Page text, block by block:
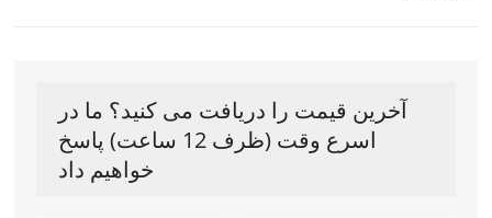
آخرین قیمت را دریافت می کنید؟ ما در
اسرع وقت (ظرف 12 ساعت) پاسخ
خواهیم داد